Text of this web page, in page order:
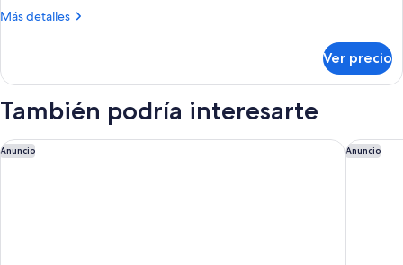
Más detalles
Más
Deluxe
Ver precio
También podría interesarte
Anuncio
The Lanesborough, Oetker Hotels Anuncio
45 Park